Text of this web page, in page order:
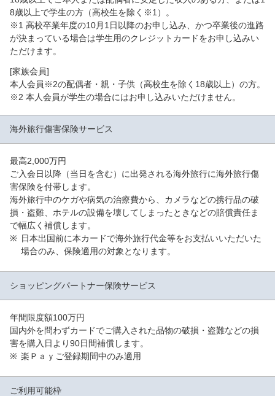
8歳以上で学生の方（高校生を除く※1）。
※1 高校卒業年度の10月1日以降のお申し込み、かつ卒業後の進路
が決まっている場合は学生用のクレジットカードをお申し込みい
ただけます。
[家族会員]
本人会員※2の配偶者・親・子供（高校生を除く18歳以上）の方。
※2 本人会員が学生の場合にはお申し込みいただけません。
海外旅行傷害保険サービス
最高2,000万円
ご入会日以降（当日を含む）に出発される海外旅行に海外旅行傷
害保険を付帯します。
海外旅行中のケガや病気の治療費から、カメラなどの携行品の破
損・盗難、ホテルの設備を壊してしまったときなどの賠償責任ま
で幅広く補償します。
日本出国前に本カードで海外旅行代金等をお支払いいただいた
場合のみ、保険適用の対象となります。
ショッピングパートナー保険サービス
年間限度額100万円
国内外を問わずカードでご購入された品物の破損・盗難などの損
害を購入日より90日間補償します。
楽Ｐａｙご登録期間中のみ適用
ご利用可能枠